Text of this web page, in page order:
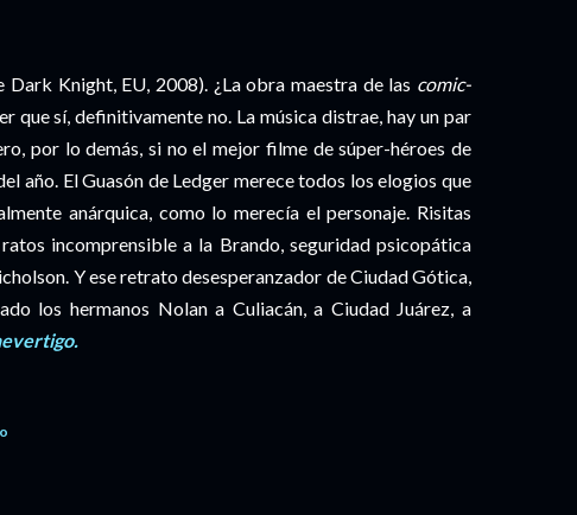
Dark Knight, EU, 2008). ¿La obra maestra de las comic-
que sí, definitivamente no. La música distrae, hay un par
por lo demás, si no el mejor filme de súper-héroes de
año. El Guasón de Ledger merece todos los elogios que
anárquica, como lo merecía el personaje. Risitas
incomprensible a la Brando, seguridad psicopática
Y ese retrato desesperanzador de Ciudad Gótica,
los hermanos Nolan a Culiacán, a Ciudad Juárez, a